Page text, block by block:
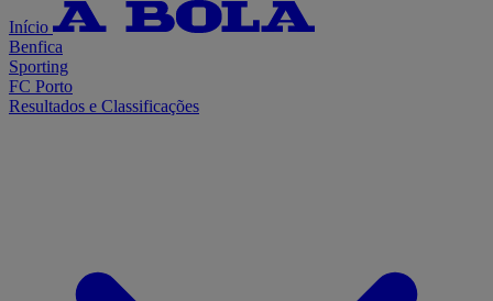
Início
Benfica
Sporting
FC Porto
Resultados e Classificações